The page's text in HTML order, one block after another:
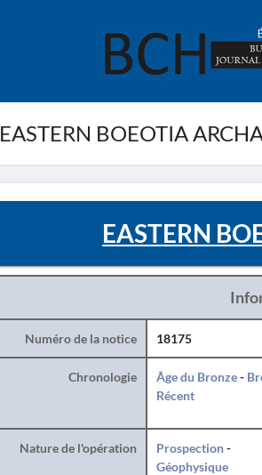
EASTERN BOEOTIA
EASTERN
Numéro de la notice 18175
Chronologie Âge du Bronze-
Récent
Nature de l'opération Prospection-
Géophysique